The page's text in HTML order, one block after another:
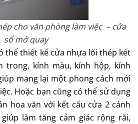
cho văn phòng làm việc – cửa
sổ mở quay
thể thiết kế cửa nhựa lõi thép kết
trong, kính màu, kính hộp, kính
mang lại một phong cách mới
Hoặc bạn cũng có thể sử dụng
hoa văn với kết cấu cửa 2 cánh
làm tăng cảm giác rộng rãi,